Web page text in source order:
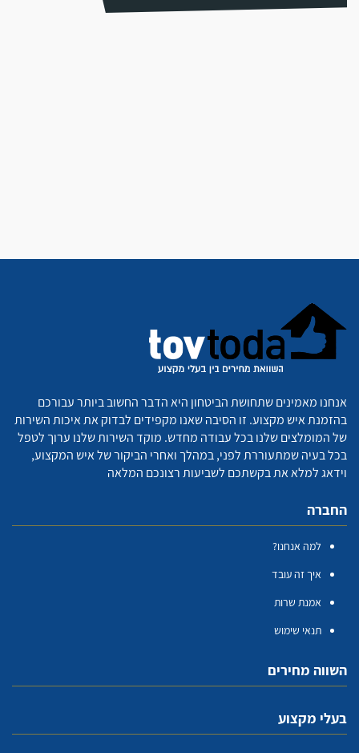
אנחנו מאמינים שתחושת הביטחון היא הדבר החשוב ביותר עבורכם
בהזמנת איש מקצוע. זו הסיבה שאנו מקפידים לבדוק את איכות השירות
של המומלצים שלנו בכל עבודה מחדש. מוקד השירות שלנו ערוך לטפל
בכל בעיה שמתעוררת לפני, במהלך ואחרי הביקור של איש המקצוע,
וידאג למלא את בקשתכם לשביעות רצונכם המלאה
החברה
למה אנחנו?
איך זה עובד
אמנת שרות
תנאי שימוש
השווה מחירים
בעלי מקצוע